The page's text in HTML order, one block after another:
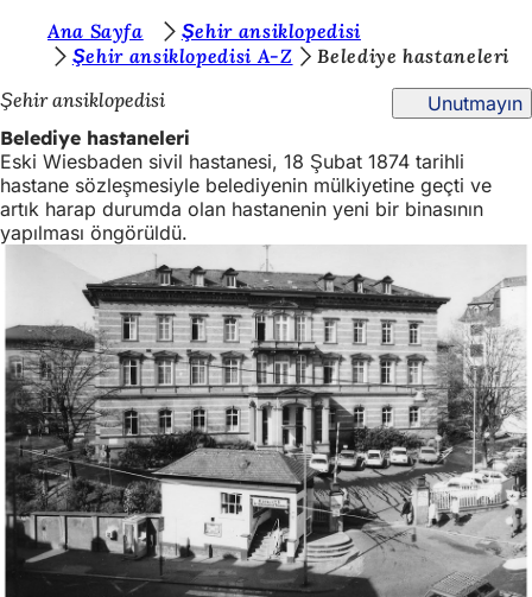
İçeriğe atla
r
a
d
a
n
ı
z
:
Ana Sayfa
Şehir ansiklopedisi
Şehir ansiklopedisi A-Z
Belediye hastaneleri
Şehir ansiklopedisi
Unutmayın
Belediye hastaneleri
Eski Wiesbaden sivil hastanesi, 18 Şubat 1874 tarihli
hastane sözleşmesiyle belediyenin mülkiyetine geçti ve
artık harap durumda olan hastanenin yeni bir binasının
yapılması öngörüldü.